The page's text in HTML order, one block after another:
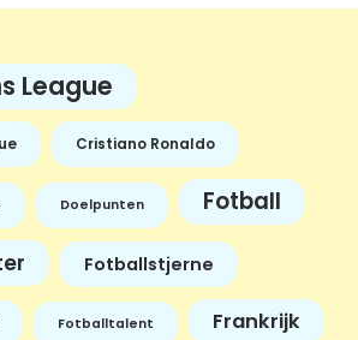
League
Cristiano Ronaldo
Doelpunten Fotball
Fotballstjerne
Fotballtalent Frankrijk